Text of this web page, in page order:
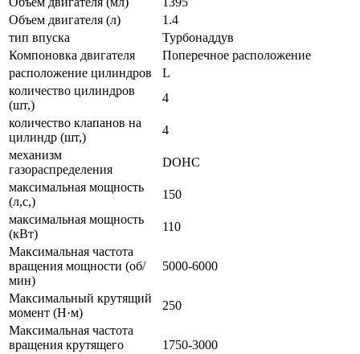
Объем двигателя (л)
1.4
тип впуска
Турбонаддув
Компоновка двигателя
Поперечное расположение
расположение цилиндров
L
количество цилиндров
(шт,)
4
количество клапанов на
цилиндр (шт,)
4
механизм
газораспределения
DOHC
максимальная мощность
(л,с,)
150
максимальная мощность
(кВт)
110
Максимальная частота
вращения мощности (об/
мин)
5000-6000
Максимальный крутящий
момент (Н·м)
250
Максимальная частота
вращения крутящего
1750-3000